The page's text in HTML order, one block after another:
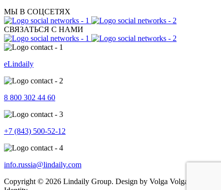
МЫ В СОЦСЕТЯХ
СВЯЗАТЬСЯ С НАМИ
eLindaily
8 800 302 44 60
+7 (843) 500-52-12
info.russia@lindaily.com
Copyright © 2026 Lindaily Group. Design by Volga Volga Brand